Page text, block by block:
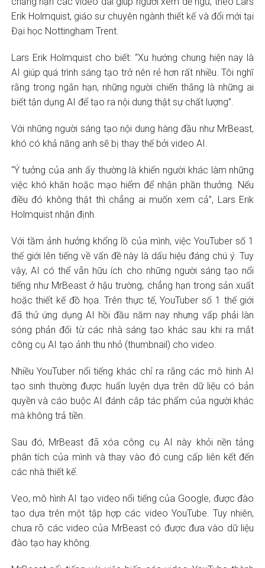
Erik Holmquist, giáo sư chuyên ngành thiết kế và đổi mới tại
Đại học Nottingham Trent.
Lars Erik Holmquist cho biết: “Xu hướng chung hiện nay là
AI giúp quá trình sáng tạo trở nên rẻ hơn rất nhiều. Tôi nghĩ
rằng trong ngắn hạn, những người chiến thắng là những ai
biết tận dụng AI để tạo ra nội dung thật sự chất lượng”.
Với những người sáng tạo nội dung hàng đầu như MrBeast,
khó có khả năng anh sẽ bị thay thế bởi video AI.
“Ý tưởng của anh ấy thường là khiến người khác làm những
việc khó khăn hoặc mạo hiểm để nhận phần thưởng. Nếu
điều đó không thật thì chẳng ai muốn xem cả”, Lars Erik
Holmquist nhận định.
Với tầm ảnh hưởng khổng lồ của mình, việc YouTuber số 1
thế giới lên tiếng về vấn đề này là dấu hiệu đáng chú ý. Tuy
vậy, AI có thể vẫn hữu ích cho những người sáng tạo nổi
tiếng như MrBeast ở hậu trường, chẳng hạn trong sản xuất
hoặc thiết kế đồ họa. Trên thực tế, YouTuber số 1 thế giới
đã thử ứng dụng AI hồi đầu năm nay nhưng vấp phải làn
sóng phản đối từ các nhà sáng tạo khác sau khi ra mắt
công cụ AI tạo ảnh thu nhỏ (thumbnail) cho video.
Nhiều YouTuber nổi tiếng khác chỉ ra rằng các mô hình AI
tạo sinh thường được huấn luyện dựa trên dữ liệu có bản
quyền và cáo buộc AI đánh cắp tác phẩm của người khác
mà không trả tiền.
Sau đó, MrBeast đã xóa công cụ AI này khỏi nền tảng
phân tích của mình và thay vào đó cung cấp liên kết đến
các nhà thiết kế.
Veo, mô hình AI tạo video nổi tiếng của Google, được đào
tạo dựa trên một tập hợp các video YouTube. Tuy nhiên,
chưa rõ các video của MrBeast có được đưa vào dữ liệu
đào tạo hay không.